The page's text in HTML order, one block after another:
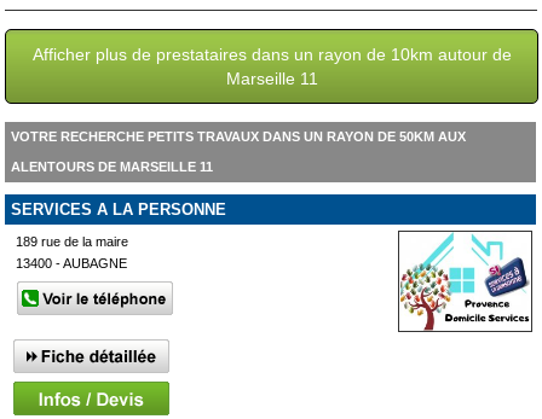
Afficher plus de prestataires dans un rayon de 10km autour de
Marseille 11
VOTRE RECHERCHE PETITS TRAVAUX DANS UN RAYON DE 50KM AUX
ALENTOURS DE MARSEILLE 11
SERVICES A LA PERSONNE
189 rue de la maire
13400 - AUBAGNE